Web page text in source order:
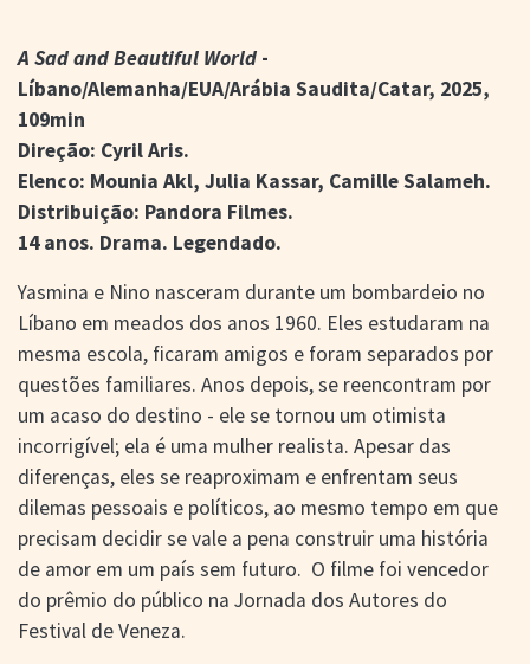
> SALAS
PORTAL DO
CINEMA GAÚCHO
> BUSCA AVANÇADA
> LISTA DE FILMES
> FILMOGRAFIAS DE
CINEASTAS
> BIBLIOGRAFIAS
CONTATO E
LOCALIZAÇÃO
A Sad and Beautiful World -
Líbano/Alemanha/EUA/Arábia Saudita/Catar, 2025,
109min
Direção: Cyril Aris.
Elenco: Mounia Akl, Julia Kassar, Camille Salameh.
Distribuição: Pandora Filmes.
14 anos. Drama. Legendado.
Yasmina e Nino nasceram durante um bombardeio no
Líbano em meados dos anos 1960. Eles estudaram na
mesma escola, ficaram amigos e foram separados por
questões familiares. Anos depois, se reencontram por
um acaso do destino - ele se tornou um otimista
incorrigível; ela é uma mulher realista. Apesar das
diferenças, eles se reaproximam e enfrentam seus
dilemas pessoais e políticos, ao mesmo tempo em que
precisam decidir se vale a pena construir uma história
de amor em um país sem futuro. O filme foi vencedor
do prêmio do público na Jornada dos Autores do
Festival de Veneza.